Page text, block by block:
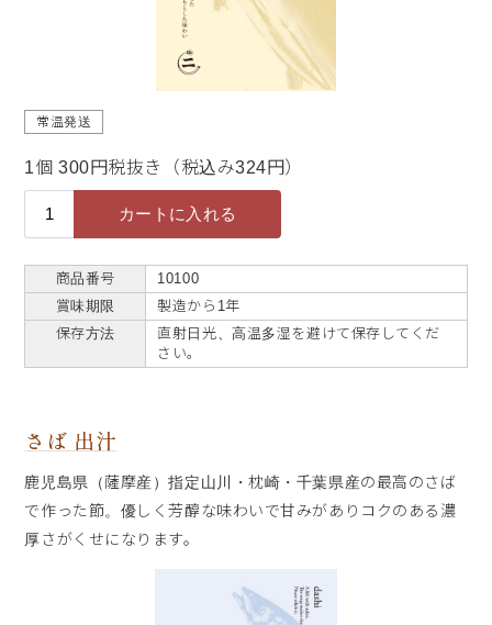
常温発送
1個 300円税抜き（税込み324円）
商品番号
10100
賞味期限
製造から1年
保存方法
直射日光、高温多湿を避けて保存してくだ
さい。
さば 出汁
鹿児島県（薩摩産）指定山川・枕崎・千葉県産の最高のさば
で作った節。優しく芳醇な味わいで甘みがありコクのある濃
厚さがくせになります。